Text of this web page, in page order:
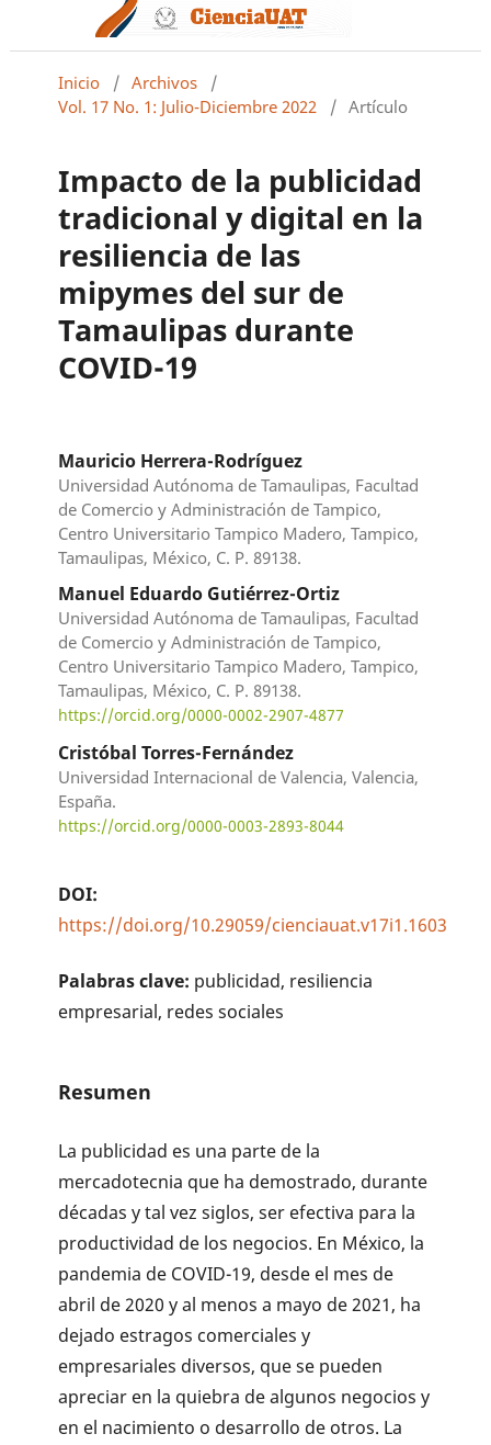
Inicio / Archivos
/
Vol. 17 No. 1: Julio-Diciembre 2022
/ Artículo
Impacto de la publicidad
tradicional y digital en la
resiliencia de las
mipymes del sur de
Tamaulipas durante
COVID-19
Mauricio Herrera-Rodríguez
Universidad Autónoma de Tamaulipas, Facultad
de Comercio y Administración de Tampico,
Centro Universitario Tampico Madero, Tampico,
Tamaulipas, México, C. P. 89138.
Manuel Eduardo Gutiérrez-Ortiz
Universidad Autónoma de Tamaulipas, Facultad
de Comercio y Administración de Tampico,
Centro Universitario Tampico Madero, Tampico,
Tamaulipas, México, C. P. 89138.
https://orcid.org/0000-0002-2907-4877
Cristóbal Torres-Fernández
Universidad Internacional de Valencia, Valencia,
España.
https://orcid.org/0000-0003-2893-8044
DOI:
https://doi.org/10.29059/cienciauat.v17i1.1603
Palabras clave: publicidad, resiliencia
empresarial, redes sociales
Resumen
La publicidad es una parte de la
mercadotecnia que ha demostrado, durante
décadas y tal vez siglos, ser efectiva para la
productividad de los negocios. En México, la
pandemia de COVID-19, desde el mes de
abril de 2020 y al menos a mayo de 2021, ha
dejado estragos comerciales y
empresariales diversos, que se pueden
apreciar en la quiebra de algunos negocios y
en el nacimiento o desarrollo de otros. La